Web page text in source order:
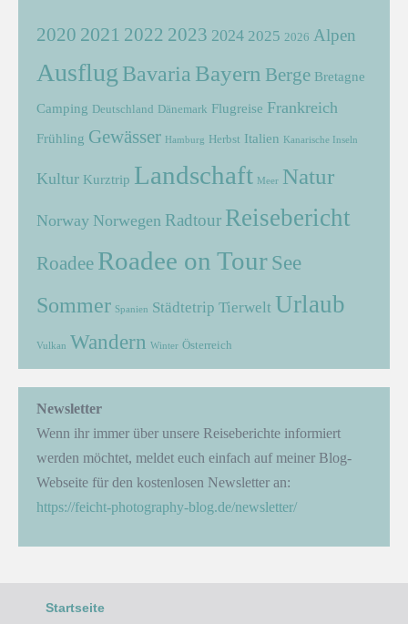
2020 2021 2022 2023 2024 2025 2026 Alpen
Ausflug Bavaria Bayern Berge Bretagne
Camping Deutschland Dänemark Flugreise Frankreich
Frühling Gewässer Hamburg Herbst Italien Kanarische Inseln
Kultur Kurztrip Landschaft Meer Natur
Norway Norwegen Radtour Reisebericht
Roadee Roadee on Tour See
Sommer Spanien Städtetrip Tierwelt Urlaub
Vulkan Wandern Winter Österreich
Newsletter
Wenn ihr immer über unsere Reiseberichte informiert
werden möchtet, meldet euch einfach auf meiner Blog-
Webseite für den kostenlosen Newsletter an:
https://feicht-photography-blog.de/newsletter/
Startseite